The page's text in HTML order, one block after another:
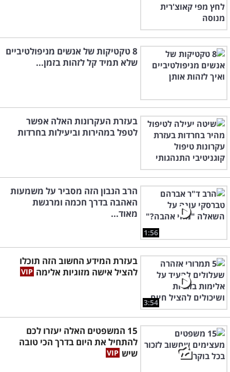
8 טקטיקות של אנשים מניפולטיביים
שלא תמיד קל לזהות בזמן...
בעזרת העקרונות האלה אפשר
לטפל במהירות וביעילות בחרדות
1:56
הרב הנבון הזה מסביר על משמעות
האהבה בדרך חכמה ומרגשת
מאוד...
3:54
בעזרת המידע החשוב הזה תוכלו
להציל אישה מזוגיות אלימה
15 המשפטים האלה יעזרו לכם
להתחיל את היום בדרך הכי טובה
שיש